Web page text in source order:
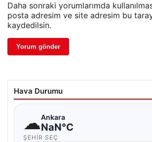
Daha sonraki yorumlarımda
posta adresim ve site adresim bu
kaydedilsin.
Hava Durumu
☁Ankara
NaN°C
ŞEHIR SEÇ